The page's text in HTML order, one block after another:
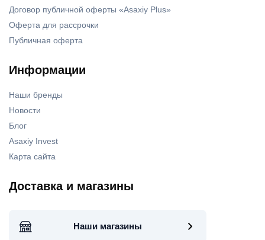
Договор публичной оферты «Asaxiy Plus»
Оферта для рассрочки
Публичная оферта
Информации
Наши бренды
Новости
Блог
Asaxiy Invest
Карта сайта
Доставка и магазины
Наши магазины